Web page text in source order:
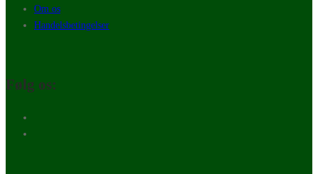
Om os
Handelsbetingelser
Følg os: